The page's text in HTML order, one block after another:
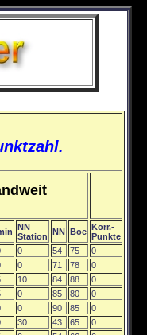
NN
Station NN Boe Korr.-
Punkte
0 54 75
0
0 71 78
0
10 84 88
0
0 85 80
0
0 90 85
0
30 43 65
0